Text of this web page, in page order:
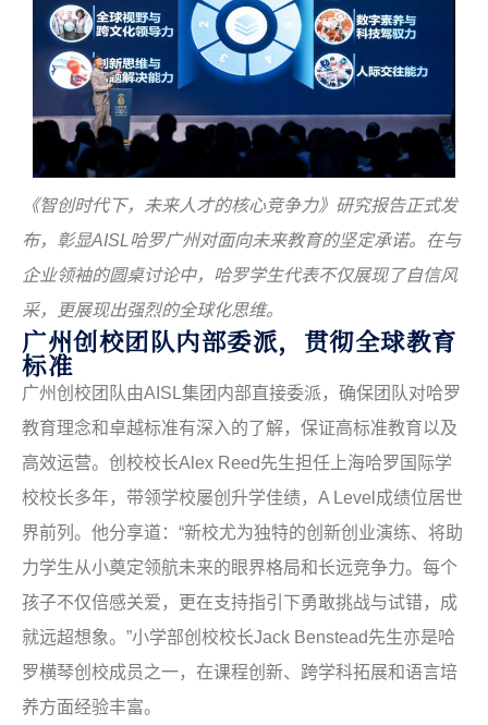
《智创时代下，未来人才的核心竞争力》研究报告正式发
布，彰显AISL哈罗广州对面向未来教育的坚定承诺。在与
企业领袖的圆桌讨论中，哈罗学生代表不仅展现了自信风
采，更展现出强烈的全球化思维。
广州创校团队内部委派，贯彻全球教育
标准
广州创校团队由AISL集团内部直接委派，确保团队对哈罗
教育理念和卓越标准有深入的了解，保证高标准教育以及
高效运营。创校校长Alex Reed先生担任上海哈罗国际学
校校长多年，带领学校屡创升学佳绩， A Level 成绩位居世
界前列。他分享道：“新校尤为独特的创新创业演练、将助
力学生从小奠定领航未来的眼界格局和长远竞争力。每个
孩子不仅倍感关爱，更在支持指引下勇敢挑战与试错，成
就远超想象。”小学部创校校长Jack Benstead先生亦是哈
罗横琴创校成员之一，在课程创新、跨学科拓展和语言培
养方面经验丰富。